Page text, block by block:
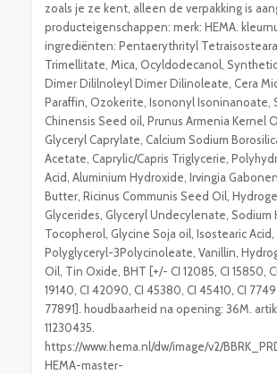
zoals je ze kent, alleen de verpakking is
producteigenschappen: merk: HEMA.
ingrediënten: Pentaerythrityl
Trimellitate, Mica, Ocyldodecanol,
Dimer Dililnoleyl Dimer Dilinoleate, Cera
Paraffin, Ozokerite, Isononyl Isoninanoate,
Chinensis Seed oil, Prunus Armenia Kernel
Glyceryl Caprylate, Calcium Sodium
Acetate, Caprylic/Capris Triglycerie,
Acid, Aluminium Hydroxide, Irvingia
Butter, Ricinus Communis Seed Oil,
Glycerides, Glyceryl Undecylenate, Sodium
Tocopherol, Glycine Soja oil, Isostearic Acid,
Polyglyceryl-3Polycinoleate, Vanillin,
Oil, Tin Oxide, BHT [+/- CI 12085, CI 15850,
19140, CI 42090, CI 45380, CI 45410, CI
77891]. houdbaarheid na opening: 36M.
11230435.
https://www.hema.nl/dw/image/v2/
HEMA-master-